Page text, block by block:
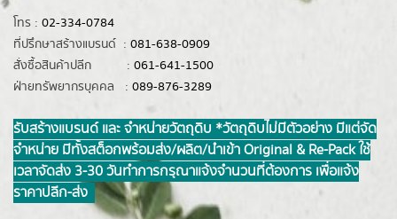
โทร : 02-334-0784
ที่ปรึกษาสร้างแบรนด์ : 081-638-0909
สั่งซื้อสินค้าปลีก : 061-641-1500
ฝ่ายทรัพยากรบุคคล : 089-876-3289
รับสร้างแบรนด์ และ จำหน่ายวัตถุดิบ *วัตถุดิบไม่มีตัวอย่าง มีแต่จัด
จำหน่าย มีทั้งสต็อกพร้อมส่ง/ผลิต/นำเข้า Original & Re-Pack ใช้
เวลาจัดส่ง 3-30 วันทำการ กรุณาแจ้งจำนวนที่ต้องการ เพื่อแจ้ง
ราคาปลีก-ส่ง